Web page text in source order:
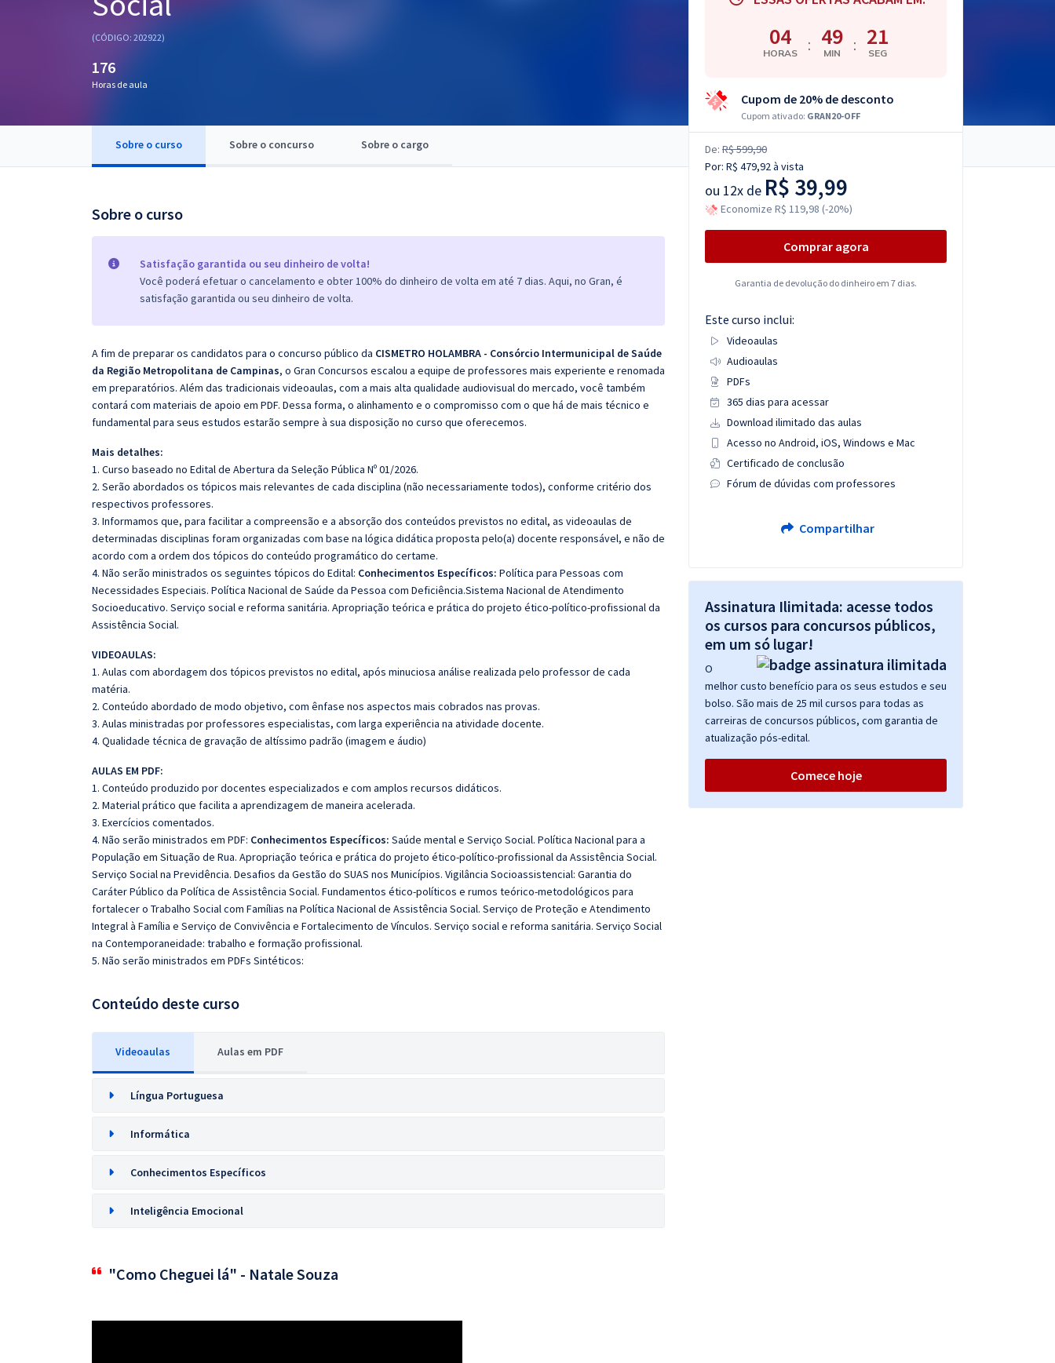
Questões grátis
(CÓDIGO: 202922)
176
Horas de aula
Sobre o curso Sobre o concurso Sobre o cargo
Sobre o curso
Satisfação garantida ou seu dinheiro de volta!
Você poderá efetuar o cancelamento e obter 100% do dinheiro de volta em até 7 dias. Aqui, no Gran, é
satisfação garantida ou seu dinheiro de volta.
A fim de preparar os candidatos para o concurso público da CISMETRO HOLAMBRA - Consórcio Intermunicipal de Saúde
da Região Metropolitana de Campinas, o Gran Concursos escalou a equipe de professores mais experiente e renomada
em preparatórios. Além das tradicionais videoaulas, com a mais alta qualidade audiovisual do mercado, você também
contará com materiais de apoio em PDF. Dessa forma, o alinhamento e o compromisso com o que há de mais técnico e
fundamental para seus estudos estarão sempre à sua disposição no curso que oferecemos.
Mais detalhes:
1. Curso baseado no Edital de Abertura da Seleção Pública Nº 01/2026.
2. Serão abordados os tópicos mais relevantes de cada disciplina (não necessariamente todos), conforme critério dos
respectivos professores.
3. Informamos que, para facilitar a compreensão e a absorção dos conteúdos previstos no edital, as videoaulas de
determinadas disciplinas foram organizadas com base na lógica didática proposta pelo(a) docente responsável, e não de
acordo com a ordem dos tópicos do conteúdo programático do certame.
4. Não serão ministrados os seguintes tópicos do Edital: Conhecimentos Específicos: Política para Pessoas com
Necessidades Especiais. Política Nacional de Saúde da Pessoa com Deficiência.Sistema Nacional de Atendimento
Socioeducativo. Serviço social e reforma sanitária. Apropriação teórica e prática do projeto ético-político-profissional da
Assistência Social.
VIDEOAULAS:
1. Aulas com abordagem dos tópicos previstos no edital, após minuciosa análise realizada pelo professor de cada
matéria.
2. Conteúdo abordado de modo objetivo, com ênfase nos aspectos mais cobrados nas provas.
3. Aulas ministradas por professores especialistas, com larga experiência na atividade docente.
4. Qualidade técnica de gravação de altíssimo padrão (imagem e áudio)
AULAS EM PDF:
1. Conteúdo produzido por docentes especializados e com amplos recursos didáticos.
2. Material prático que facilita a aprendizagem de maneira acelerada.
3. Exercícios comentados.
4. Não serão ministrados em PDF: Conhecimentos Específicos: Saúde mental e Serviço Social. Política Nacional para a
População em Situação de Rua. Apropriação teórica e prática do projeto ético-político-profissional da Assistência Social.
Serviço Social na Previdência. Desafios da Gestão do SUAS nos Municípios. Vigilância Socioassistencial: Garantia do
Caráter Público da Política de Assistência Social. Fundamentos ético-políticos e rumos teórico-metodológicos para
fortalecer o Trabalho Social com Famílias na Política Nacional de Assistência Social. Serviço de Proteção e Atendimento
Integral à Família e Serviço de Convivência e Fortalecimento de Vínculos. Serviço social e reforma sanitária. Serviço Social
na Contemporaneidade: trabalho e formação profissional.
5. Não serão ministrados em PDFs Sintéticos:
Conteúdo deste curso
Videoaulas Aulas em PDF
Língua Portuguesa
Informática
Conhecimentos Específicos
Inteligência Emocional
"Como Cheguei lá" - Natale Souza
04
HORAS : 49
MIN : 20
SEG
Cupom de 20% de desconto
Cupom ativado: GRAN20-OFF
De: R$ 599,90
Por: R$ 479,92à vista
ou 12x de R$ 39,99
Economize R$ 119,98 (-20%)
Comprar agora
Garantia de devolução do dinheiro em 7 dias.
Este curso inclui:
Videoaulas
Audioaulas
PDFs
365 dias para acessar
Download ilimitado das aulas
Acesso no Android, iOS, Windows e Mac
Certificado de conclusão
Fórum de dúvidas com professores
Compartilhar
Assinatura Ilimitada: acesse todos
os cursos para concursos públicos,
em um só lugar!
O
melhor custo benefício para os seus estudos e seu
bolso. São mais de 25 mil cursos para todas as
carreiras de concursos públicos, com garantia de
atualização pós-edital.
Comece hoje